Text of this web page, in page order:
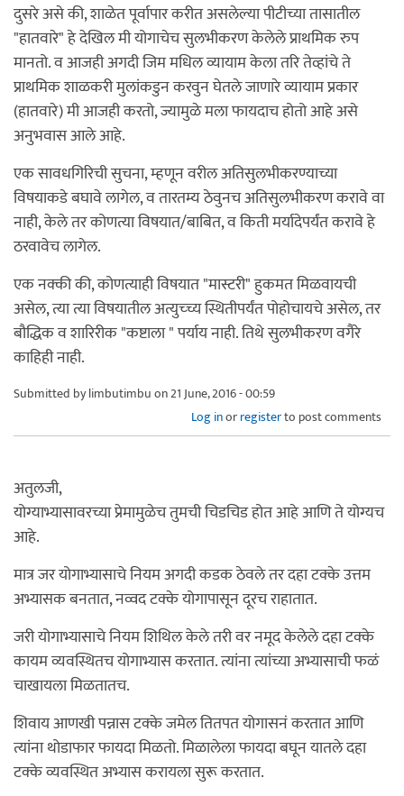
दुसरे असे की, शाळेत पूर्वापार करीत असलेल्या पीटीच्या तासातील
"हातवारे" हे देखिल मी योगाचेच सुलभीकरण केलेले प्राथमिक रुप
मानतो. व आजही अगदी जिम मधिल व्यायाम केला तरि तेव्हांचे ते
प्राथमिक शाळकरी मुलांकडुन करवुन घेतले जाणारे व्यायाम प्रकार
(हातवारे) मी आजही करतो, ज्यामुळे मला फायदाच होतो आहे असे
अनुभवास आले आहे.
एक सावधगिरिची सुचना, म्हणून वरील अतिसुलभीकरण्याच्या
विषयाकडे बघावे लागेल, व तारतम्य ठेवुनच अतिसुलभीकरण करावे वा
नाही, केले तर कोणत्या विषयात/बाबित, व किती मर्यादेपर्यंत करावे हे
ठरवावेच लागेल.
एक नक्की की, कोणत्याही विषयात "मास्टरी" हुकमत मिळवायची
असेल, त्या त्या विषयातील अत्युच्च्य स्थितीपर्यंत पोहोचायचे असेल, तर
बौद्धिक व शारिरीक "कष्टाला " पर्याय नाही. तिथे सुलभीकरण वगैरे
काहिही नाही.
Submitted bylimbutimbuon 21 June, 2016 - 00:59
Log inorregisterto post comments
अतुलजी,
योग्याभ्यासावरच्या प्रेमामुळेच तुमची चिडचिड होत आहे आणि ते योग्यच
आहे.
मात्र जर योगाभ्यासाचे नियम अगदी कडक ठेवले तर दहा टक्के उत्तम
अभ्यासक बनतात, नव्वद टक्के योगापासून दूरच राहातात.
जरी योगाभ्यासाचे नियम शिथिल केले तरी वर नमूद केलेले दहा टक्के
कायम व्यवस्थितच योगाभ्यास करतात. त्यांना त्यांच्या अभ्यासाची फळं
चाखायला मिळतातच.
शिवाय आणखी पन्नास टक्के जमेल तितपत योगासनं करतात आणि
त्यांना थोडाफार फायदा मिळतो. मिळालेला फायदा बघून यातले दहा
टक्के व्यवस्थित अभ्यास करायला सुरू करतात.